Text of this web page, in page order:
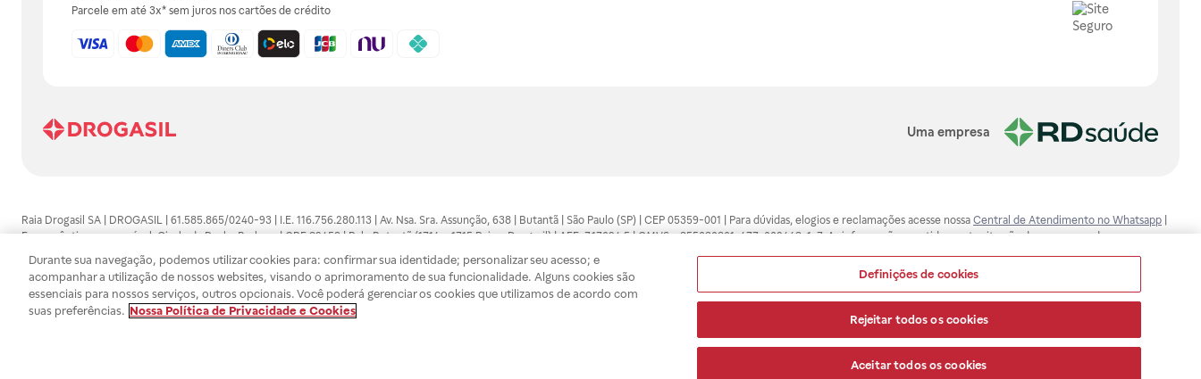
Parcele em até 3x* sem juros nos cartões de crédito
Uma empresa
Raia Drogasil SA | DROGASIL | 61.585.865/0240-93 | I.E. 116.756.280.113 | Av. Nsa. Sra. Assunção, 638 | Butantã | São Paulo (SP) | CEP 05359-001 | Para dúvidas, elogios e reclamações acesse nossa Central de Atendimento no Whatsapp
Farmacêutico responsável: Gisele da Penha Barbosa | CRF 89453 | Polo Butantã (1714 e 1715 Raia e Drogasil) | AFE: 7.17094.5 | CMVS - 355030801-477-002443-1-7. As informações contidas neste site não devem ser usadas para
automedicação e não substituem, em hipótese alguma, as orientações dadas pelo profissional da área médica. Somente o médico está apto a diagnosticar qualquer problema de saúde e prescrever o tratamento adequado. Ao
persistirem os sintomas, um médico deverá ser consultado. Os preços e promoções divulgados no site são válidos apenas para compras feitas pela internet. Maiores esclarecimentos, consultar o site: www.anvisa.gov.br. A Raia Drogasil
SA trabalha com as tecnologias mais avançadas de proteção de dados, para que você possa realizar suas compras com tranquilidade. A privacidade e a segurança dos clientes são compromissos da Raia Drogasil SA. Todos os pedidos
efetuados estão sujeitos à confirmação da disponibilidade de produto em nosso estoque.
Durante sua navegação, podemos utilizar cookies para: confirmar sua identidade; personalizar seu acesso; e
acompanhar a utilização de nossos websites, visando o aprimoramento de sua funcionalidade. Alguns cookies são
essenciais para nossos serviços, outros opcionais. Você poderá gerenciar os cookies que utilizamos de acordo com
suas preferências. Nossa Política de Privacidade e Cookies
Definições de cookies
Rejeitar todos os cookies
Aceitar todos os cookies